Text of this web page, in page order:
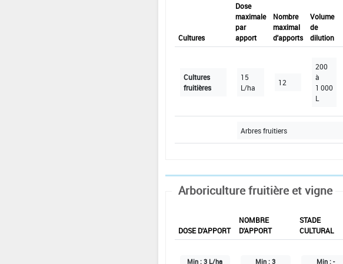
Cultures
Dose
maximale
par
apport
Nombre
maximal
d'apports
Volume
de
dilution
Cultures
fruitières
15
L/ha
12
200
à
1 000
L
Arbres fruitiers
Arboriculture fruitière et vigne
DOSE D'APPORT
NOMBRE
D'APPORT
STADE
CULTURAL
Min :3 L/ha
Min :3
Min :-